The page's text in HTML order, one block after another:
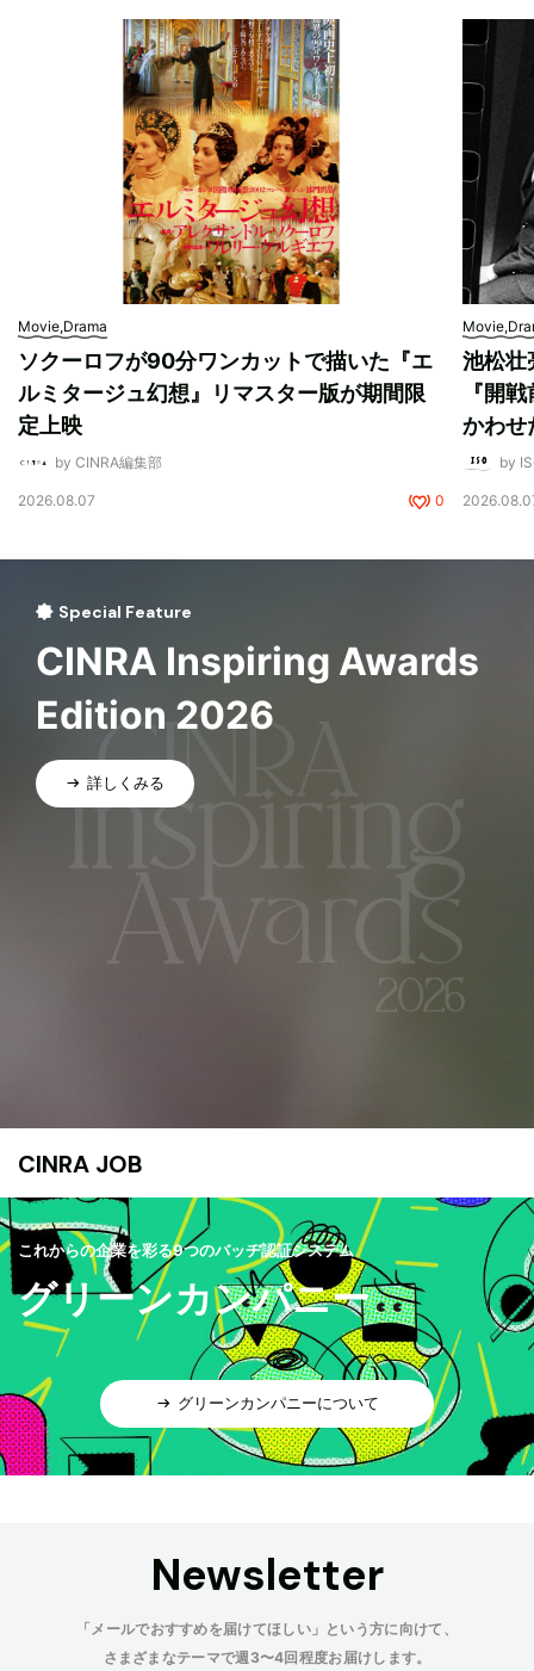
Movie,Drama
ソクーロフが90分ワンカットで描いた『エ
ルミタージュ幻想』リマスター版が期間限
定上映
by CINRA編集部
2026.08.07 0
池松壮
『開
かわせ
by
Special Feature
CINRA Inspiring Awards
Edition 2026
詳しくみる
CINRA JOB
これからの企業を彩る9つのバッヂ認証システム
グリーンカンパニー
グリーンカンパニーについて
Newsletter
「メールでおすすめを届けてほしい」という方に向けて、
さまざまなテーマで週3〜4回程度お届けします。